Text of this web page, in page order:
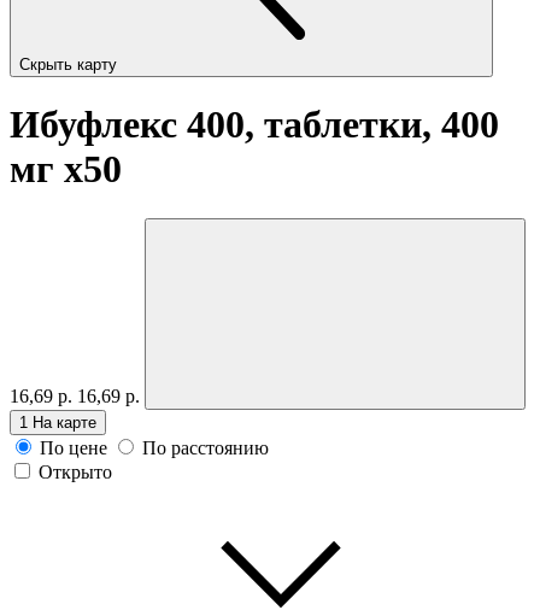
Скрыть карту
Ибуфлекс 400, таблетки, 400
мг x50
16,69 р. 16,69 р.
1 На карте
По цене
По расстоянию
Открыто